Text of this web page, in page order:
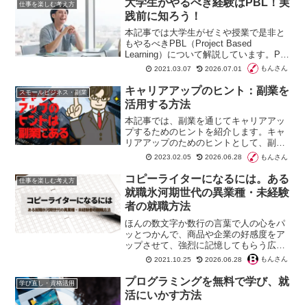
仕事を楽しむ考え方
践前に知ろう！
本記事では大学生がゼミや授業で是非と
もやるべきPBL（Project Based
Learning）について解説しています。PBL
は、学生時代にしか経験できない実践的
な学びです。学生が得られるスキルや失
敗の原因なども掲載しています。
2021.03.07 2026.07.01 もんさん
スモールビジネス・副業
キャリアアップのヒント：副業を
活用する方法
本記事では、副業を通じてキャリアアッ
プするためのヒントを紹介します。キャ
リアアップのためのヒントとして、副業
を活用することが挙げられます。副業に
は新しいスキルの習得やキャリアアップ
のチャンスの掴み、自己成長の促進な
ど、多くのメリットがあります。
2023.02.05 2026.06.28 もんさん
仕事を楽しむ考え方
コピーライターになるには。ある
就職氷河期世代の異業種・未経験
者の就職方法
ほんの数文字か数行の言葉で人の心をパ
ッとつかんで、商品や企業の好感度をア
ップさせて、強烈に記憶してもらう広告
やCMを考えるコピーライター。ここでは
僕の体験をもとにコピーライターのなり
方を紹介していこうと思います。
2021.10.25 2026.06.28 もんさん
学び直し・資格活用
プログラミングを無料で学び、就
活にいかす方法